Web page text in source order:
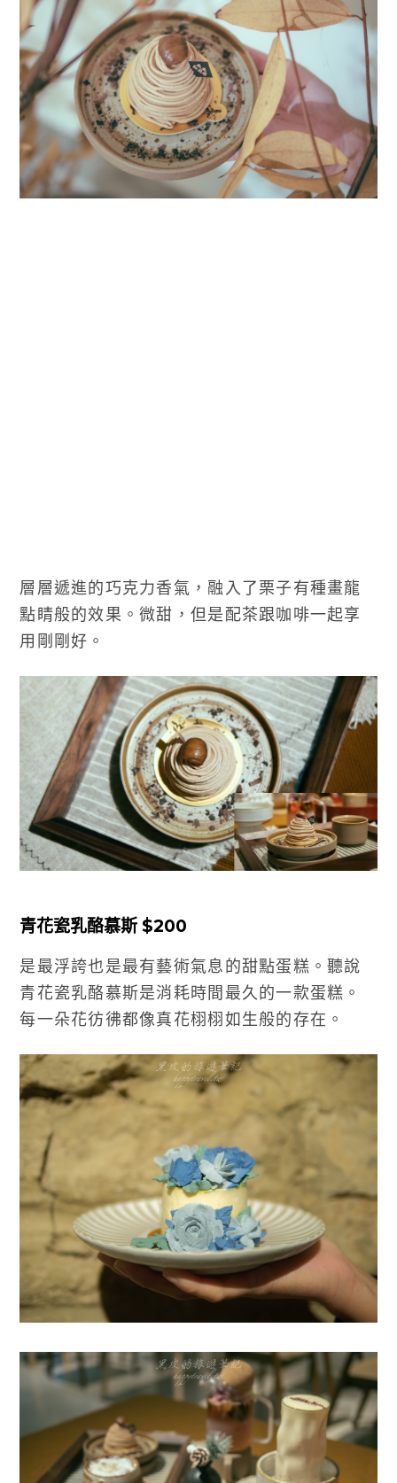
層層遞進的巧克力香氣，融入了栗子有種畫龍
點睛般的效果。微甜，但是配茶跟咖啡一起享
用剛剛好。
青花瓷乳酪慕斯 $200
是最浮誇也是最有藝術氣息的甜點蛋糕。聽說
青花瓷乳酪慕斯是消耗時間最久的一款蛋糕。
每一朵花彷彿都像真花栩栩如生般的存在。